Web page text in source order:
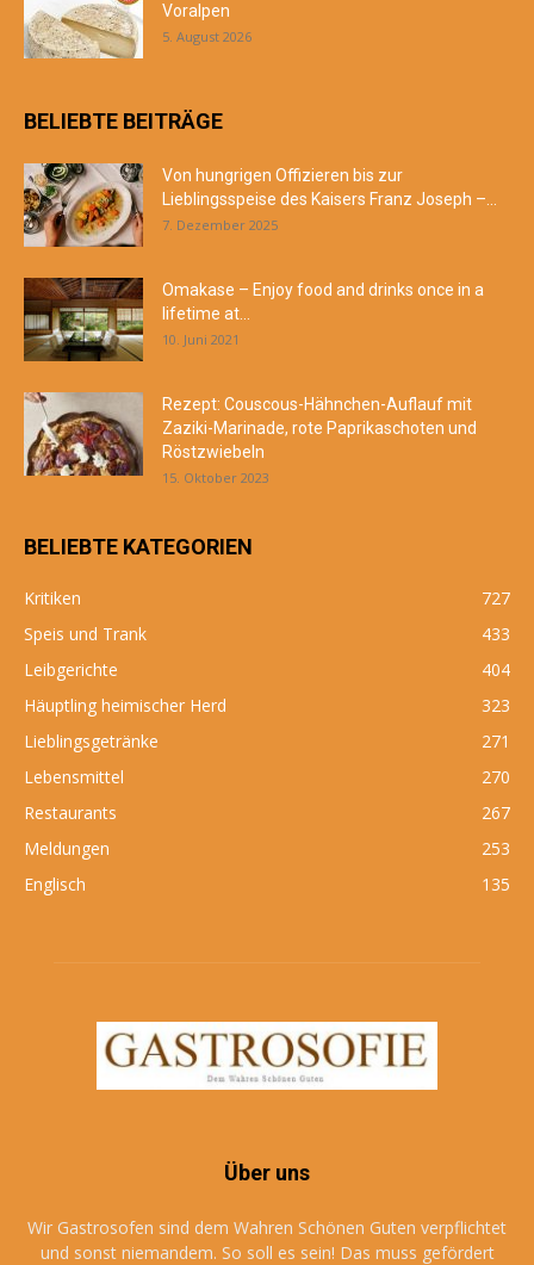
Voralpen
5. August 2026
BELIEBTE BEITRÄGE
Von hungrigen Offizieren bis zur
Lieblingsspeise des Kaisers Franz Joseph –...
7. Dezember 2025
Omakase – Enjoy food and drinks once in a
lifetime at...
10. Juni 2021
Rezept: Couscous-Hähnchen-Auflauf mit
Zaziki-Marinade, rote Paprikaschoten und
Röstzwiebeln
15. Oktober 2023
BELIEBTE KATEGORIEN
Kritiken
727
Speis und Trank
433
Leibgerichte
404
Häuptling heimischer Herd
323
Lieblingsgetränke
271
Lebensmittel
270
Restaurants
267
Meldungen
253
Englisch
135
Über uns
Wir Gastrosofen sind dem Wahren Schönen Guten verpflichtet
und sonst niemandem. So soll es sein! Das muss gefördert